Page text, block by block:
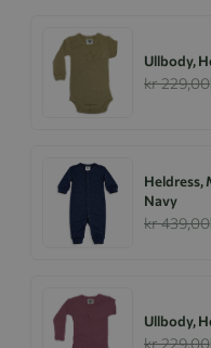
Ullbody,
kr 229,00
Heldress,
Navy
kr 439,00
Ullbody,
kr 229,00